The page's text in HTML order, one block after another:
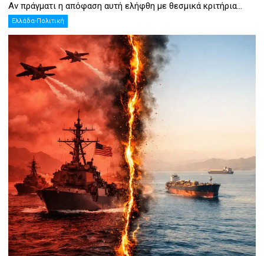
Αν πράγματι η απόφαση αυτή ελήφθη με θεσμικά κριτήρια...
Ελλάδα-Πολιτική